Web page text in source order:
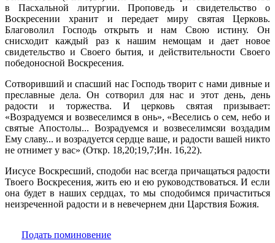
в Пасхальной литургии. Проповедь и свидетельство о
Воскресении хранит и передает миру святая Церковь.
Благоволил Господь открыть и нам Свою истину. Он
снисходит каждый раз к нашим немощам и дает новое
свидетельство и Своего бытия, и действительности Своего
победоносной Воскресения.
Сотворивший и спасший нас Господь творит с нами дивные и
преславные дела. Он сотворил для нас и этот день, день
радости и торжества. И церковь святая призывает:
«Возрадуемся и возвеселимся в онь», «Веселись о сем, небо и
святые Апостолы... Возрадуемся и возвеселимсяи воздадим
Ему славу... и возрадуется сердце ваше, и радости вашей никто
не отнимет у вас» (Откр. 18,20;19,7;Ин. 16,22).
Иисусе Воскресший, сподоби нас всегда причащаться радости
Твоего Воскресения, жить ею и ею руководствоваться. И если
она будет в наших сердцах, то мы сподобимся причаститься
неизреченной радости и в невечернем дни Царствия Божия.
Подать поминовение